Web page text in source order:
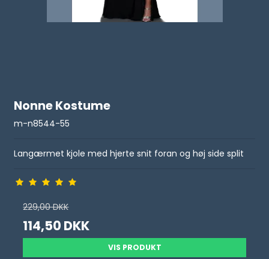
Nonne Kostume
m-n8544-55
Langærmet kjole med hjerte snit foran og høj side split
229,00 DKK
114,50 DKK
VIS PRODUKT